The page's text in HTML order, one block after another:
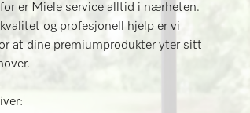
er Miele service alltid i nærheten.
og profesjonell hjelp er vi
at dine premiumprodukter yter sitt